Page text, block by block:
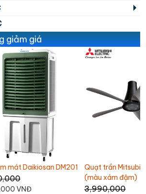
giảm giá
DM201
Quạt trần Mitsubishi C56-RA5
(màu xám đậm)